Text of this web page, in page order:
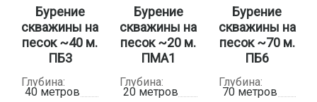
Бурение
скважины на
песок ~40 м.
ПБ3
Глубина:
40 метров
Бурение
скважины на
песок ~20 м.
ПМА1
Глубина:
20 метров
Бурение
скважины на
песок ~70 м.
ПБ6
Глубина:
70 метров